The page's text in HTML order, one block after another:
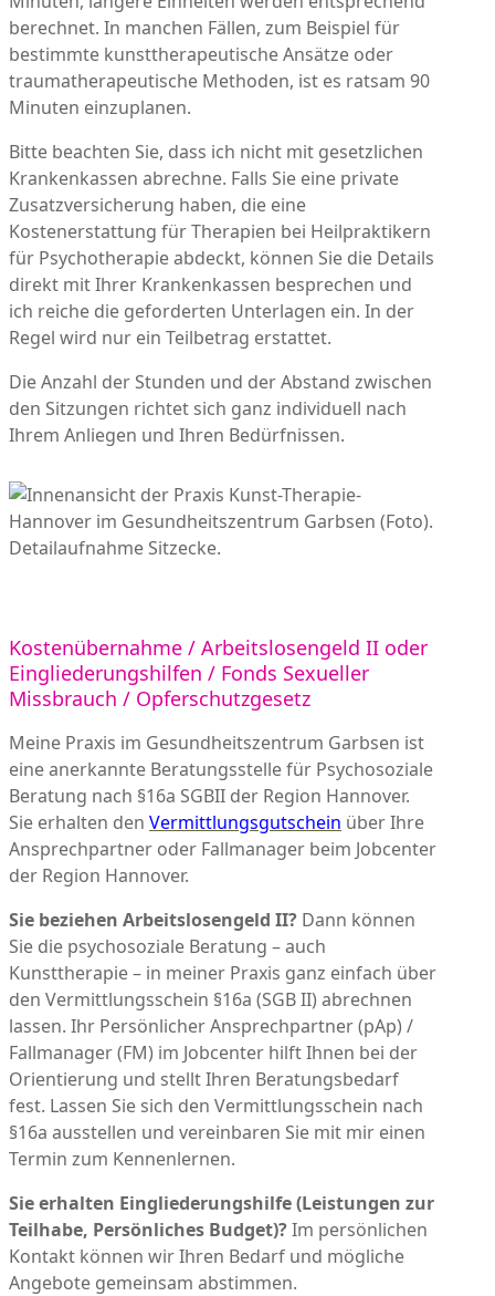
berechnet. In manchen Fällen, zum Beispiel für
bestimmte kunsttherapeutische Ansätze oder
traumatherapeutische Methoden, ist es ratsam 90
Minuten einzuplanen.
Bitte beachten Sie, dass ich nicht mit gesetzlichen
Krankenkassen abrechne. Falls Sie eine private
Zusatzversicherung haben, die eine
Kostenerstattung für Therapien bei Heilpraktikern
für Psychotherapie abdeckt, können Sie die Details
direkt mit Ihrer Krankenkassen besprechen und
ich reiche die geforderten Unterlagen ein. In der
Regel wird nur ein Teilbetrag erstattet.
Die Anzahl der Stunden und der Abstand zwischen
den Sitzungen richtet sich ganz individuell nach
Ihrem Anliegen und Ihren Bedürfnissen.
Kostenübernahme / Arbeitslosengeld II oder
Eingliederungshilfen / Fonds Sexueller
Missbrauch / Opferschutzgesetz
Meine Praxis im Gesundheitszentrum Garbsen ist
eine anerkannte Beratungsstelle für Psychosoziale
Beratung nach §16a SGBII der Region Hannover.
Sie erhalten den Vermittlungsgutschein über Ihre
Ansprechpartner oder Fallmanager beim Jobcenter
der Region Hannover.
Sie beziehen Arbeitslosengeld II? Dann können
Sie die psychosoziale Beratung – auch
Kunsttherapie – in meiner Praxis ganz einfach über
den Vermittlungsschein §16a (SGB II) abrechnen
lassen. Ihr Persönlicher Ansprechpartner (pAp) /
Fallmanager (FM) im Jobcenter hilft Ihnen bei der
Orientierung und stellt Ihren Beratungsbedarf
fest. Lassen Sie sich den Vermittlungsschein nach
§16a ausstellen und vereinbaren Sie mit mir einen
Termin zum Kennenlernen.
Sie erhalten Eingliederungshilfe (Leistungen zur
Teilhabe, Persönliches Budget)?Im persönlichen
Kontakt können wir Ihren Bedarf und mögliche
Angebote gemeinsam abstimmen.